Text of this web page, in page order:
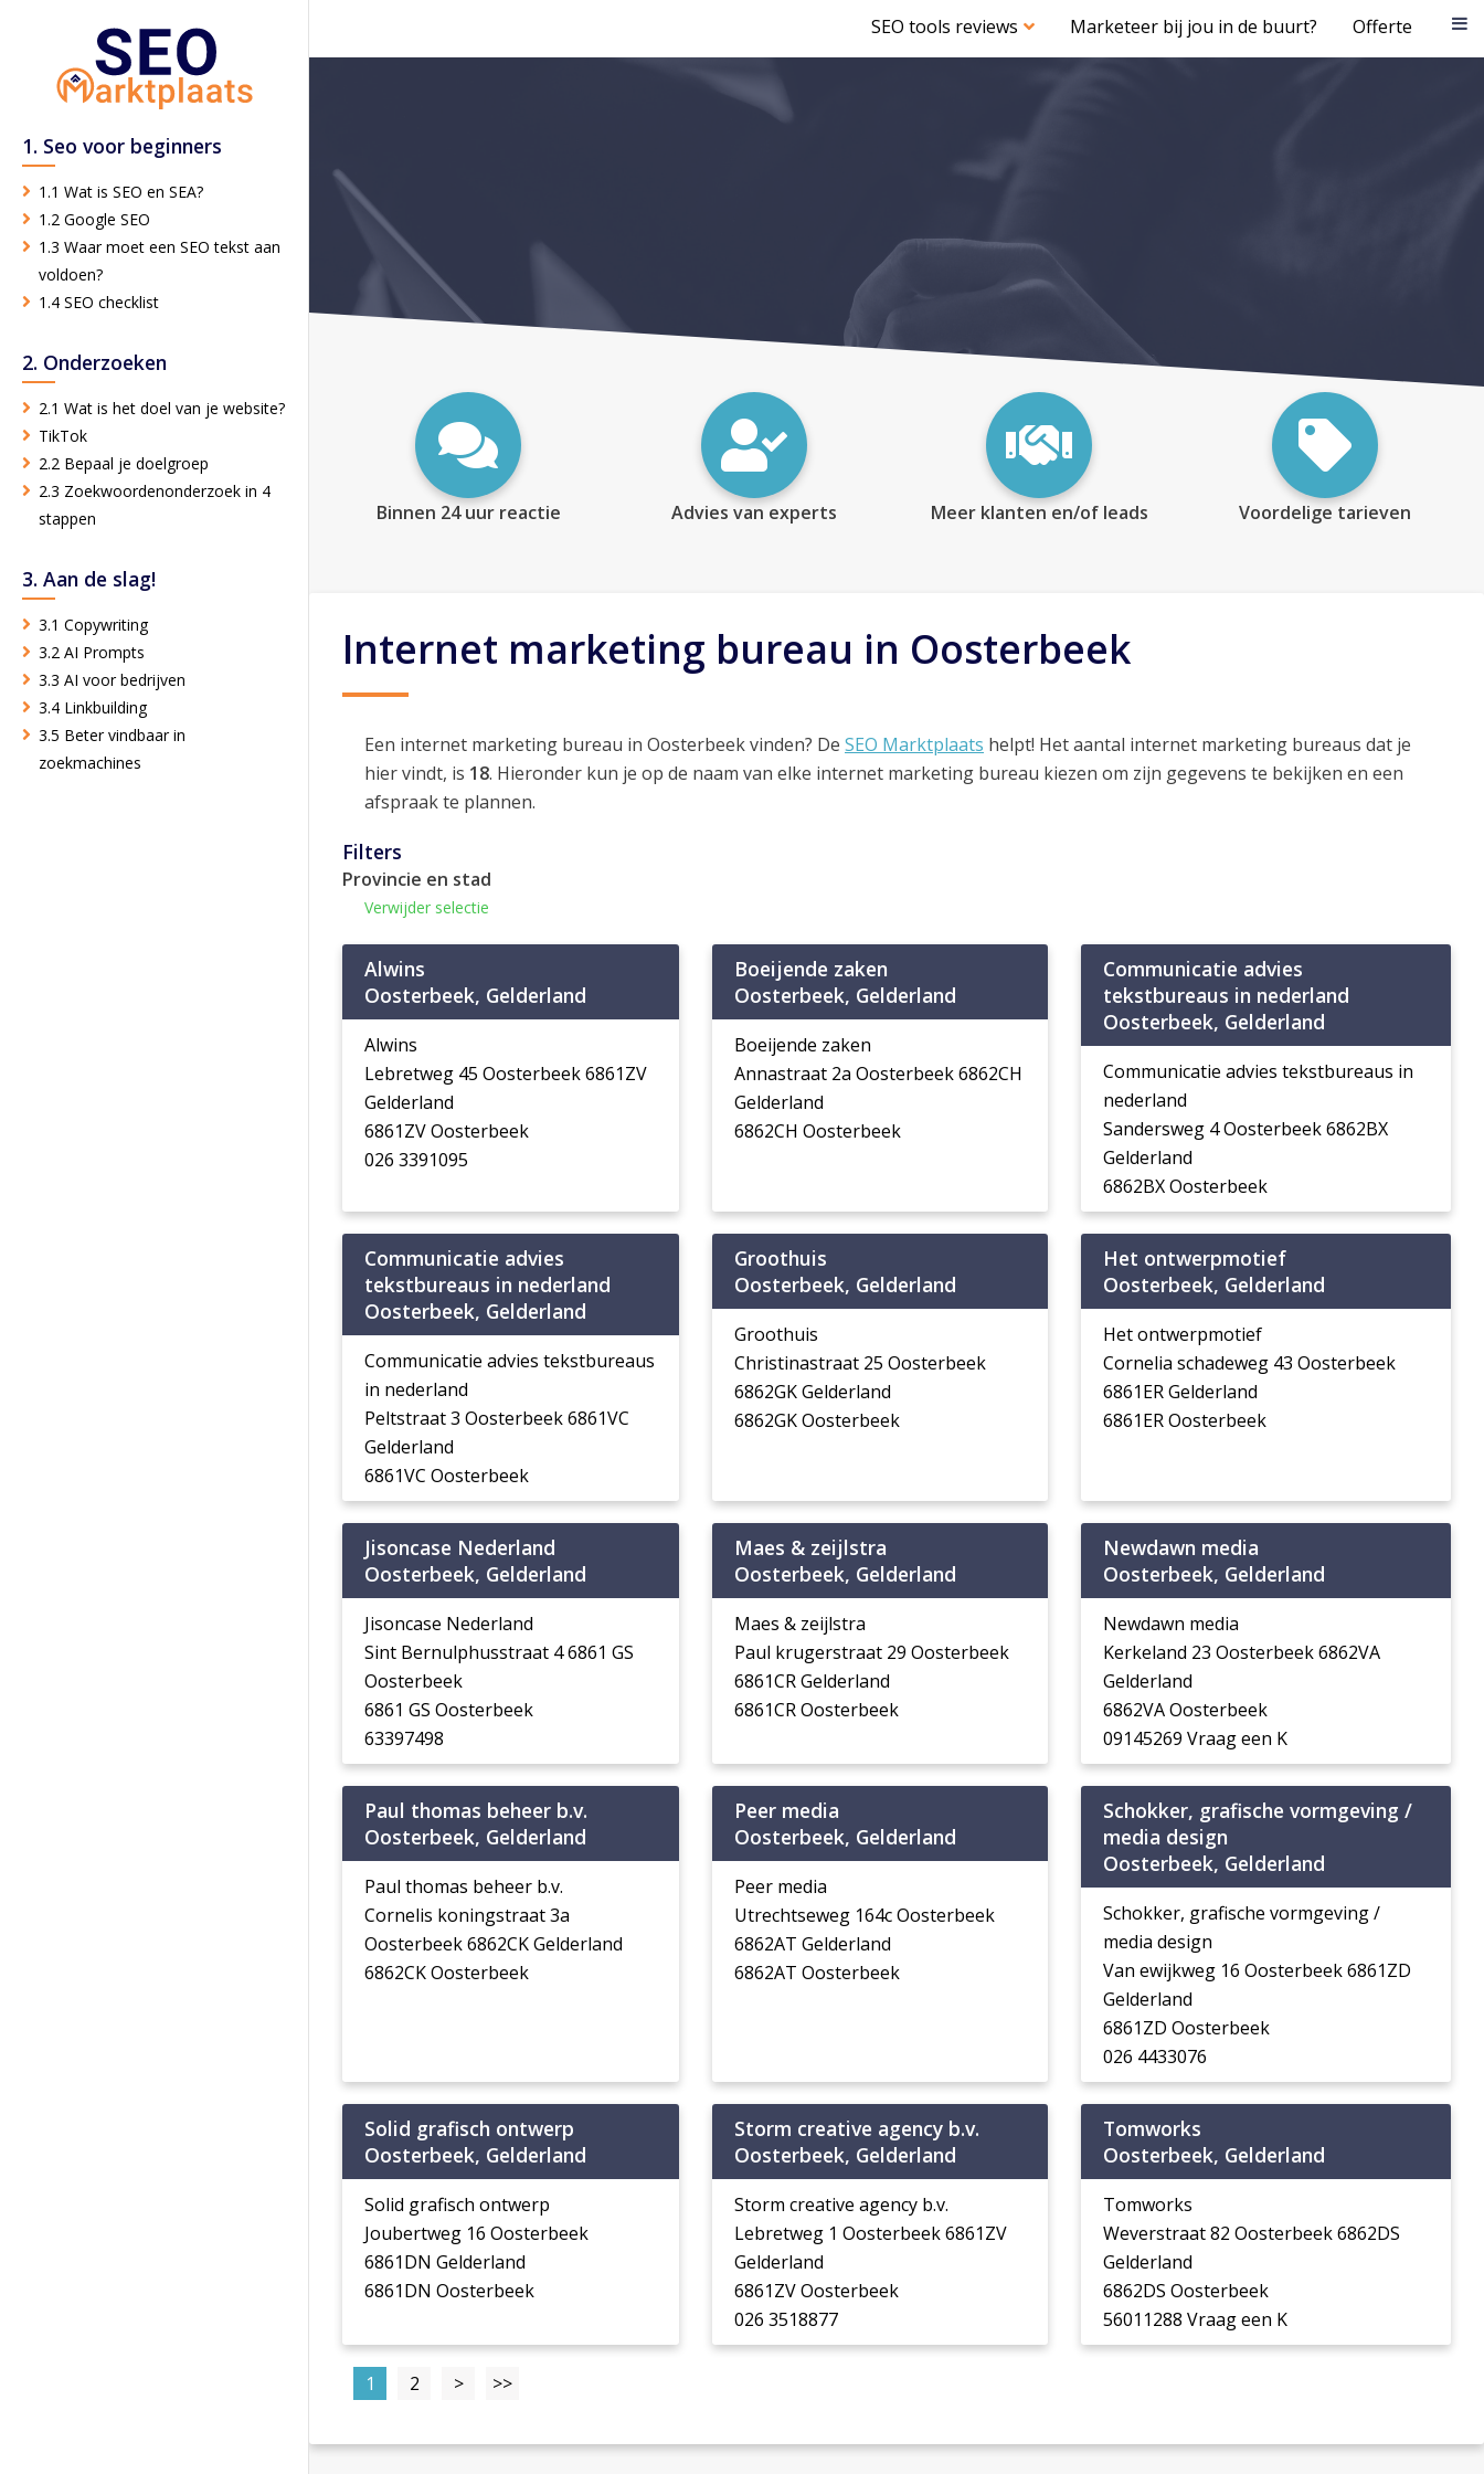
SEO tools reviews Marketeer bij jou in de buurt? Offerte
1. Seo voor beginners
1.1 Wat is SEO en SEA?
1.2 Google SEO
1.3 Waar moet een SEO tekst aan
voldoen?
1.4 SEO checklist
2. Onderzoeken
2.1 Wat is het doel van je website?
TikTok
2.2 Bepaal je doelgroep
2.3 Zoekwoordenonderzoek in 4
stappen
3. Aan de slag!
3.1 Copywriting
3.2 AI Prompts
3.3 AI voor bedrijven
3.4 Linkbuilding
3.5 Beter vindbaar in
zoekmachines
Binnen 24 uur reactie Advies van experts Meer klanten en/of leads Voordelige tarieven
Internet marketing bureau in Oosterbeek
Een internet marketing bureau in Oosterbeek vinden? De SEO Marktplaats helpt! Het aantal internet marketing bureaus dat je
hier vindt, is 18. Hieronder kun je op de naam van elke internet marketing bureau kiezen om zijn gegevens te bekijken en een
afspraak te plannen.
Filters
Provincie en stad
Verwijder selectie
Alwins
Oosterbeek, Gelderland
Alwins
Lebretweg 45 Oosterbeek 6861ZV
Gelderland
6861ZV Oosterbeek
026 3391095
Boeijende zaken
Oosterbeek, Gelderland
Boeijende zaken
Annastraat 2a Oosterbeek 6862CH
Gelderland
6862CH Oosterbeek
Communicatie advies
tekstbureaus in nederland
Oosterbeek, Gelderland
Communicatie advies tekstbureaus in
nederland
Sandersweg 4 Oosterbeek 6862BX
Gelderland
6862BX Oosterbeek
Communicatie advies
tekstbureaus in nederland
Oosterbeek, Gelderland
Communicatie advies tekstbureaus
in nederland
Peltstraat 3 Oosterbeek 6861VC
Gelderland
6861VC Oosterbeek
Groothuis
Oosterbeek, Gelderland
Groothuis
Christinastraat 25 Oosterbeek
6862GK Gelderland
6862GK Oosterbeek
Het ontwerpmotief
Oosterbeek, Gelderland
Het ontwerpmotief
Cornelia schadeweg 43 Oosterbeek
6861ER Gelderland
6861ER Oosterbeek
Jisoncase Nederland
Oosterbeek, Gelderland
Jisoncase Nederland
Sint Bernulphusstraat 4 6861 GS
Oosterbeek
6861 GS Oosterbeek
63397498
Maes & zeijlstra
Oosterbeek, Gelderland
Maes & zeijlstra
Paul krugerstraat 29 Oosterbeek
6861CR Gelderland
6861CR Oosterbeek
Newdawn media
Oosterbeek, Gelderland
Newdawn media
Kerkeland 23 Oosterbeek 6862VA
Gelderland
6862VA Oosterbeek
09145269 Vraag een K
Paul thomas beheer b.v.
Oosterbeek, Gelderland
Paul thomas beheer b.v.
Cornelis koningstraat 3a
Oosterbeek 6862CK Gelderland
6862CK Oosterbeek
Peer media
Oosterbeek, Gelderland
Peer media
Utrechtseweg 164c Oosterbeek
6862AT Gelderland
6862AT Oosterbeek
Schokker, grafische vormgeving /
media design
Oosterbeek, Gelderland
Schokker, grafische vormgeving /
media design
Van ewijkweg 16 Oosterbeek 6861ZD
Gelderland
6861ZD Oosterbeek
026 4433076
Solid grafisch ontwerp
Oosterbeek, Gelderland
Solid grafisch ontwerp
Joubertweg 16 Oosterbeek
6861DN Gelderland
6861DN Oosterbeek
Storm creative agency b.v.
Oosterbeek, Gelderland
Storm creative agency b.v.
Lebretweg 1 Oosterbeek 6861ZV
Gelderland
6861ZV Oosterbeek
026 3518877
Tomworks
Oosterbeek, Gelderland
Tomworks
Weverstraat 82 Oosterbeek 6862DS
Gelderland
6862DS Oosterbeek
56011288 Vraag een K
1 2 > >>